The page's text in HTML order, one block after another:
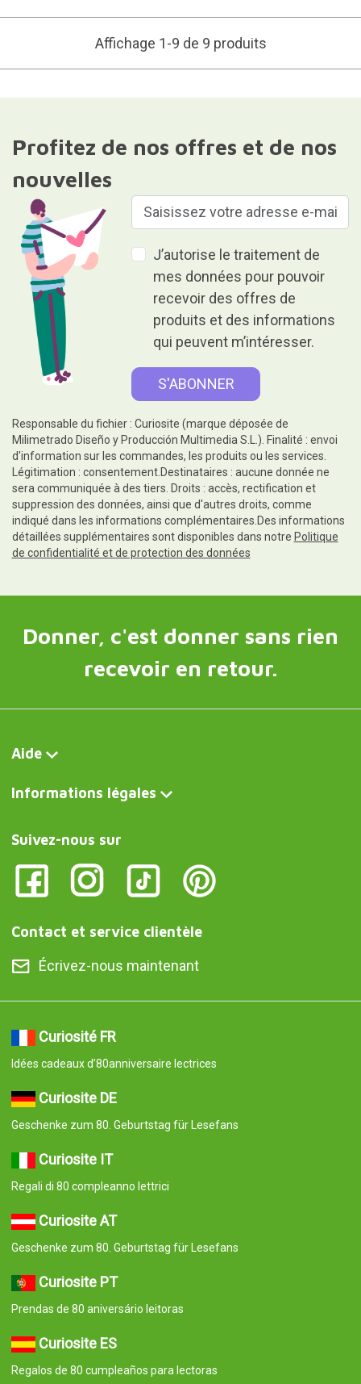
Affichage 1-9 de 9 produits
Profitez de nos offres et de nos
nouvelles
J’autorise le traitement de
mes données pour pouvoir
recevoir des offres de
produits et des informations
qui peuvent m’intéresser.
Responsable du fichier : Curiosite (marque déposée de
Milimetrado Diseño y Producción Multimedia S.L.). Finalité : envoi
d'information sur les commandes, les produits ou les services.
Légitimation : consentement.Destinataires : aucune donnée ne
sera communiquée à des tiers. Droits : accès, rectification et
suppression des données, ainsi que d'autres droits, comme
indiqué dans les informations complémentaires.Des informations
détaillées supplémentaires sont disponibles dans notre Politique
de confidentialité et de protection des données
Donner, c'est donner sans rien
recevoir en retour.
Aide
Informations légales
Suivez-nous sur
Contact et service clientèle
Écrivez-nous maintenant
Curiosité FR
Idées cadeaux d’80anniversaire lectrices
Curiosite DE
Geschenke zum 80. Geburtstag für Lesefans
Curiosite IT
Regali di 80 compleanno lettrici
Curiosite AT
Geschenke zum 80. Geburtstag für Lesefans
Curiosite PT
Prendas de 80 aniversário leitoras
Curiosite ES
Regalos de 80 cumpleaños para lectoras